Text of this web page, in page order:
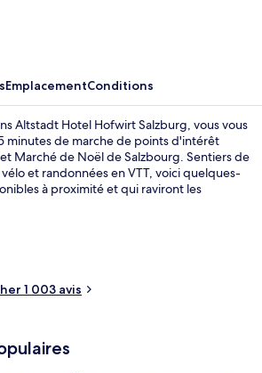
EmplacementConditions
Altstadt Hotel Hofwirt Salzburg, vous vous
minutes de marche de points d'intérêt
Marché de Noël de Salzbourg. Sentiers de
et randonnées en VTT, voici quelques-
à proximité et qui raviront les
gratuits comme l'accès Wi-Fi, l'accès par
déjeuner composé de spécialités
les jours, entre 07 h 00 et 10 h 00. Parmi
cet hébergement : un bar / salon, une
autres voyageurs adorent le personnel
1 003 avis